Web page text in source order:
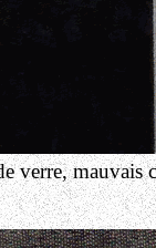
verre, mauvais